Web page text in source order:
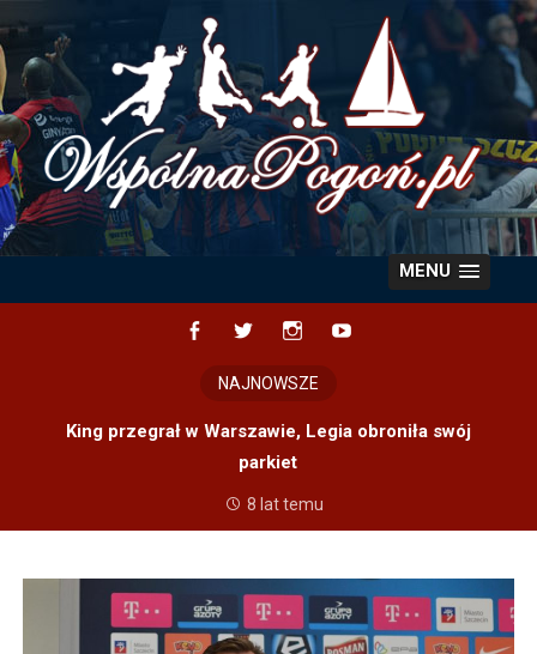
content
MENU
NAJNOWSZE
King przegrał w Warszawie, Legia obroniła swój
parkiet
8 lat temu